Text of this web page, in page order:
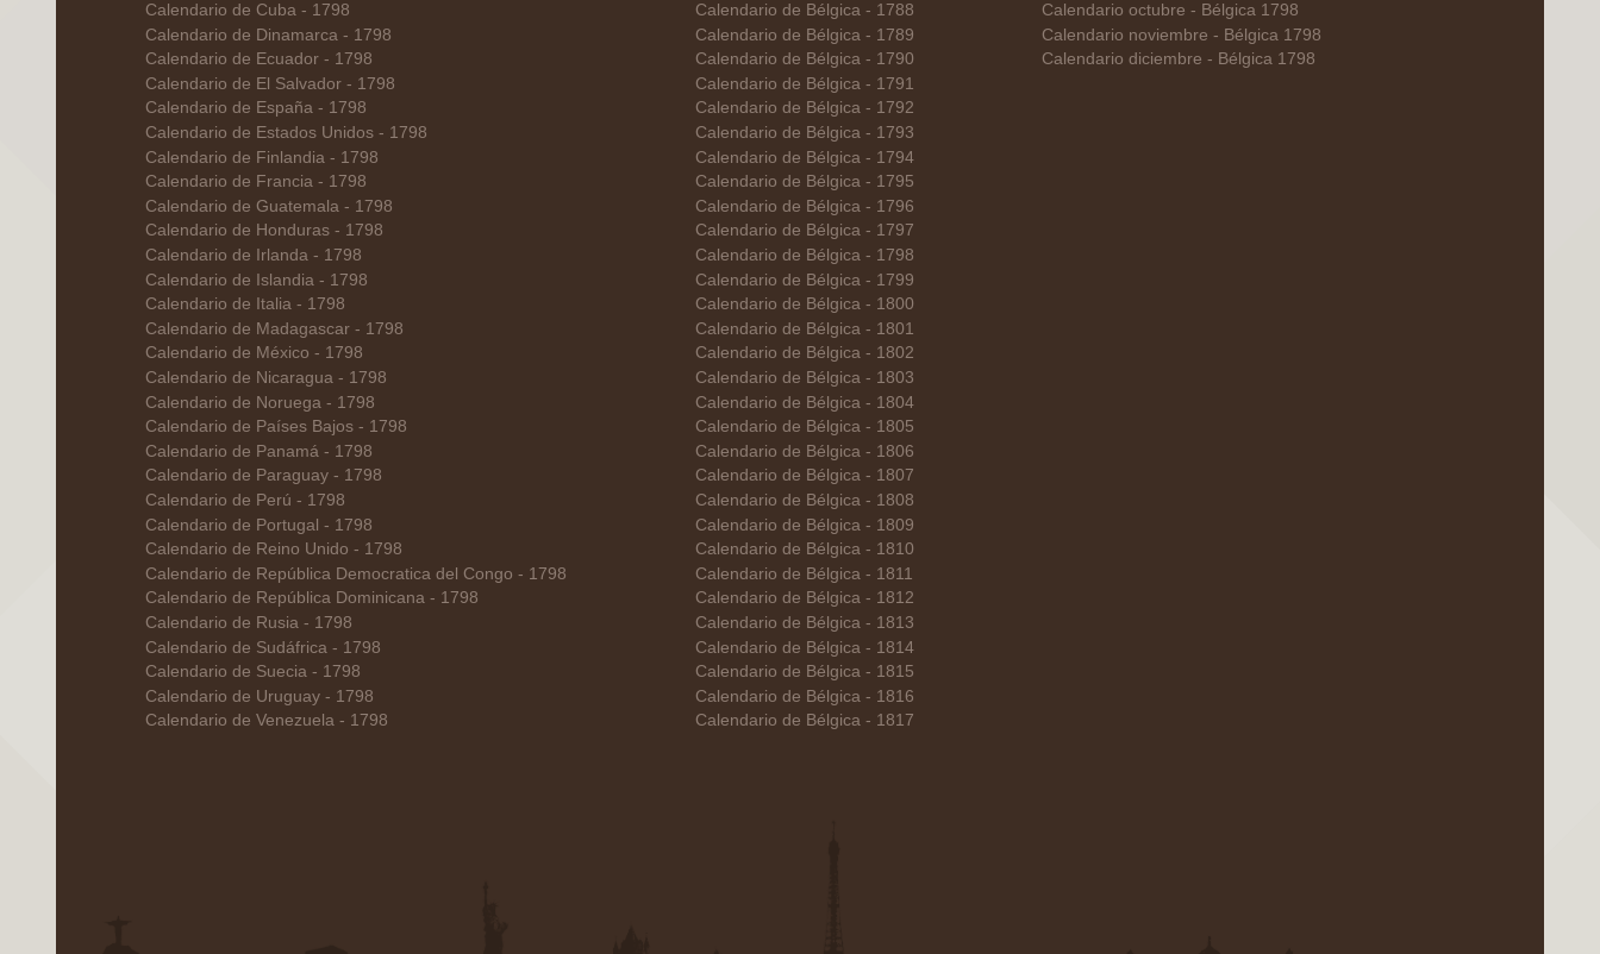
Calendario de Cuba - 1798
Calendario de Dinamarca - 1798
Calendario de Ecuador - 1798
Calendario de El Salvador - 1798
Calendario de España - 1798
Calendario de Estados Unidos - 1798
Calendario de Finlandia - 1798
Calendario de Francia - 1798
Calendario de Guatemala - 1798
Calendario de Honduras - 1798
Calendario de Irlanda - 1798
Calendario de Islandia - 1798
Calendario de Italia - 1798
Calendario de Madagascar - 1798
Calendario de México - 1798
Calendario de Nicaragua - 1798
Calendario de Noruega - 1798
Calendario de Países Bajos - 1798
Calendario de Panamá - 1798
Calendario de Paraguay - 1798
Calendario de Perú - 1798
Calendario de Portugal - 1798
Calendario de Reino Unido - 1798
Calendario de República Democratica del Congo - 1798
Calendario de República Dominicana - 1798
Calendario de Rusia - 1798
Calendario de Sudáfrica - 1798
Calendario de Suecia - 1798
Calendario de Uruguay - 1798
Calendario de Venezuela - 1798
Calendario de Bélgica - 1788
Calendario de Bélgica - 1789
Calendario de Bélgica - 1790
Calendario de Bélgica - 1791
Calendario de Bélgica - 1792
Calendario de Bélgica - 1793
Calendario de Bélgica - 1794
Calendario de Bélgica - 1795
Calendario de Bélgica - 1796
Calendario de Bélgica - 1797
Calendario de Bélgica - 1798
Calendario de Bélgica - 1799
Calendario de Bélgica - 1800
Calendario de Bélgica - 1801
Calendario de Bélgica - 1802
Calendario de Bélgica - 1803
Calendario de Bélgica - 1804
Calendario de Bélgica - 1805
Calendario de Bélgica - 1806
Calendario de Bélgica - 1807
Calendario de Bélgica - 1808
Calendario de Bélgica - 1809
Calendario de Bélgica - 1810
Calendario de Bélgica - 1811
Calendario de Bélgica - 1812
Calendario de Bélgica - 1813
Calendario de Bélgica - 1814
Calendario de Bélgica - 1815
Calendario de Bélgica - 1816
Calendario de Bélgica - 1817
Calendario octubre - Bélgica 1798
Calendario noviembre - Bélgica 1798
Calendario diciembre - Bélgica 1798